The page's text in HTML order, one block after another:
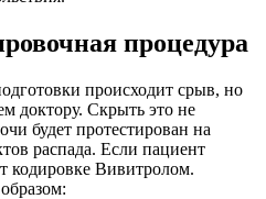
процедура
происходит срыв, но
доктору. Скрыть это не
будет протестирован на
распада. Если пациент
кодировке Вивитролом.